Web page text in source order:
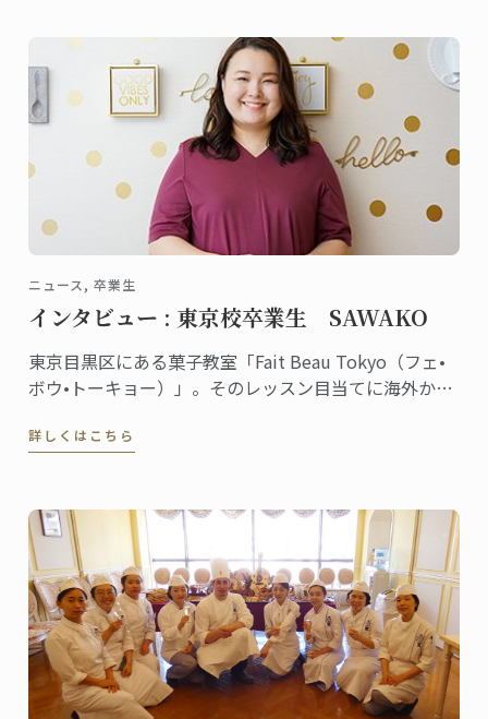
ニュース, 卒業生
インタビュー : 東京校卒業生 SAWAKO
東京目黒区にある菓子教室「Fait Beau Tokyo（フェ•
ボウ•トーキョー）」。そのレッスン目当てに海外から
いるSAWAKOさんは東京校で菓子ディプロムを取得し
詳しくはこちら